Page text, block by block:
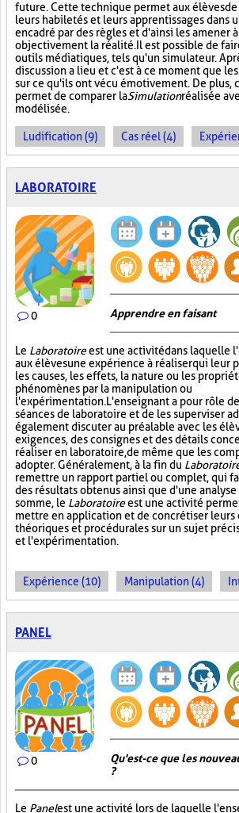
future. Cette technique permet aux élèves
leurs habiletés et leurs apprentissages dans
encadré par des règles et d'ainsi les amener
objectivement la réalité. Il est possible de
outils médiatiques, tels qu'un simulateur.
discussion a lieu et c'est à ce moment que
sur ce qu'ils ont vécu émotivement. De plus,
permet de comparer laSimulationréalisée
modélisée.
Ludification (9) Cas réel (4)
LABORATOIRE
0 Apprendre en faisant
Le Laboratoireest une activité dans laquelle
aux élèves une expérience à réaliser qui leur
les causes, les effets, la nature ou les
phénomènes par la manipulation ou
l'expérimentation. L'enseignant a pour rôle
séances de laboratoire et de les superviser
également discuter au préalable avec les
exigences, des consignes et des détails
réaliser en laboratoire, de même que les
adopter. Généralement, à la fin du
remettre un rapport partiel ou complet, qui
des résultats obtenus ainsi que d'une analyse
somme, le Laboratoireest une activité
mettre en application et de concrétiser leurs
théoriques et procédurales sur un sujet
et l'expérimentation.
Expérience (10) Manipulation (4)
PANEL
0
Qu'est-ce que les
?
Le Panelest une activité lors de laquelle